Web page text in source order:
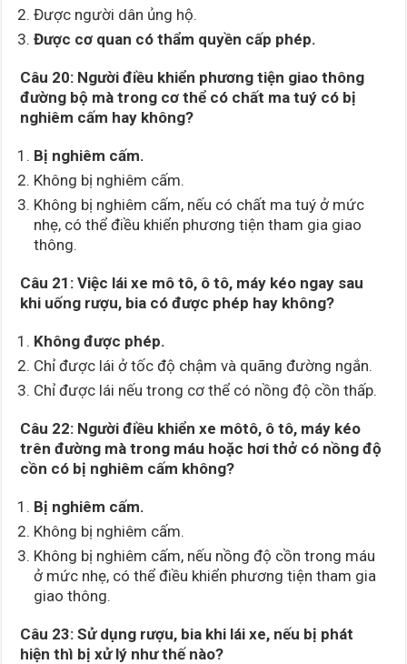
Được người dân ủng hộ.
Được cơ quan có thẩm quyền cấp phép.
Câu 20: Người điều khiển phương tiện giao thông
đường bộ mà trong cơ thể có chất ma tuý có bị
nghiêm cấm hay không?
Bị nghiêm cấm.
Không bị nghiêm cấm.
Không bị nghiêm cấm, nếu có chất ma tuý ở mức
nhẹ, có thể điều khiển phương tiện tham gia giao
thông.
Câu 21: Việc lái xe mô tô, ô tô, máy kéo ngay sau
khi uống rượu, bia có được phép hay không?
Không được phép.
Chỉ được lái ở tốc độ chậm và quãng đường ngắn.
Chỉ được lái nếu trong cơ thể có nồng độ cồn thấp.
Câu 22: Người điều khiển xe môtô, ô tô, máy kéo
trên đường mà trong máu hoặc hơi thở có nồng độ
cồn có bị nghiêm cấm không?
Bị nghiêm cấm.
Không bị nghiêm cấm.
Không bị nghiêm cấm, nếu nồng độ cồn trong máu
ở mức nhẹ, có thể điều khiển phương tiện tham gia
giao thông.
Câu 23: Sử dụng rượu, bia khi lái xe, nếu bị phát
hiện thì bị xử lý như thế nào?